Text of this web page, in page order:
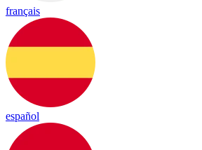
français
español